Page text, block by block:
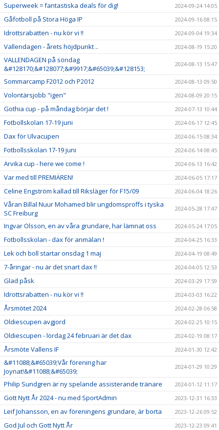
Superweek = fantastiska deals för dig! 2024-09-24 14:05
Gåfotboll på Stora Höga IP 2024-09-16 08:15
Idrottsrabatten - nu kör vi !! 2024-09-04 19:34
Vallendagen - årets höjdpunkt .. 2024-08-19 15:20
VALLENDAGEN på söndag
&#128170;&#128077;&#9917;&#65039;&#128153;
2024-08-13 15:47
Sommarcamp F2012 och P2012 2024-08-13 09:50
Volontärsjobb "igen" 2024-08-09 20:15
Gothia cup - på måndag börjar det ! 2024-07-13 10:44
Fotbollskolan 17-19 juni 2024-06-17 12:45
Dax för Ulvacupen 2024-06-15 08:34
Fotbollsskolan 17-19 juni 2024-06-14 08:45
Arvika cup - here we come ! 2024-06-13 16:42
Var med till PREMIÄREN! 2024-06-05 17:17
Celine Engström kallad till Riksläger för F15/09 2024-06-04 18:26
Våran Billal Nuur Mohamed blir ungdomsproffs i tyska
SC Freiburg
2024-05-28 17:47
Ingvar Olsson, en av våra grundare, har lämnat oss 2024-05-24 17:05
Fotbollsskolan - dax för anmälan ! 2024-04-25 16:33
Lek och boll startar onsdag 1 maj 2024-04-19 08:49
7-åringar - nu är det snart dax !! 2024-04-05 12:53
Glad påsk 2024-03-29 17:59
Idrottsrabatten - nu kör vi !! 2024-03-03 16:22
Årsmötet 2024 2024-02-28 06:58
Oldiescupen avgjord 2024-02-25 10:15
Oldiescupen - lördag 24 februari är det dax 2024-02-19 08:17
Årsmöte Vallens IF 2024-01-30 12:42
&#11088;&#65039;Vår förening har
Joynat!&#11088;&#65039;
2024-01-29 10:29
Philip Sundgren är ny spelande assisterande tränare 2024-01-12 11:17
Gott Nytt År 2024 - nu med SportAdmin 2023-12-31 16:33
Leif Johansson, en av föreningens grundare, är borta 2023-12-26 09:52
God Jul och Gott Nytt År 2023-12-23 09:41